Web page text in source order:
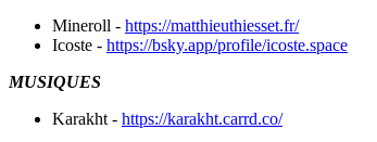
Mineroll - https://matthieuthiesset.fr/
Icoste - https://bsky.app/profile/icoste.space
MUSIQUES
Karakht - https://karakht.carrd.co/